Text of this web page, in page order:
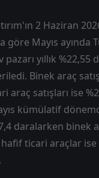
2 Haziran
göre Mayıs ayında
yıllık %22,55
Binek araç
araç satışları ise
kümülatif
daralarken binek
ticari araçlar ise